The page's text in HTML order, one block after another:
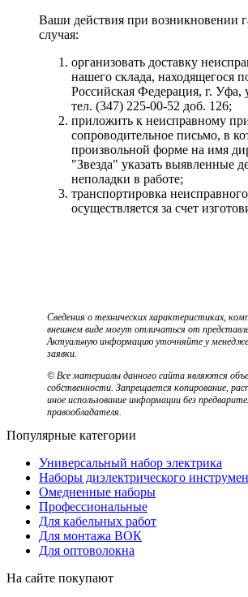
Ваши действия при возникновении
случая:
организовать доставку
нашего склада, находящегося
Российская Федерация, г. Уфа,
тел. (347) 225-00-52 доб. 126;
приложить к неисправному
сопроводительное письмо, в
произвольной форме на имя
"Звезда" указать выявленные
неполадки в работе;
транспортировка
осуществляется за счет
Сведения о технических характеристиках,
внешнем виде могут отличаться от
Актуальную информацию уточняйте у
заявки.
© Все материалы данного сайта являются
собственности. Запрещается копирование,
иное использование информации без
правообладателя.
Популярные категории
Универсальный набор электрика
Наборы диэлектрического
Омедненные наборы
Профессиональные
Для кабельных работ
Для монтажа ВОК
Для оптоволокна
На сайте покупают